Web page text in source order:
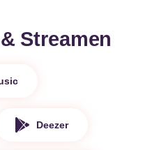
Streamen
Deezer